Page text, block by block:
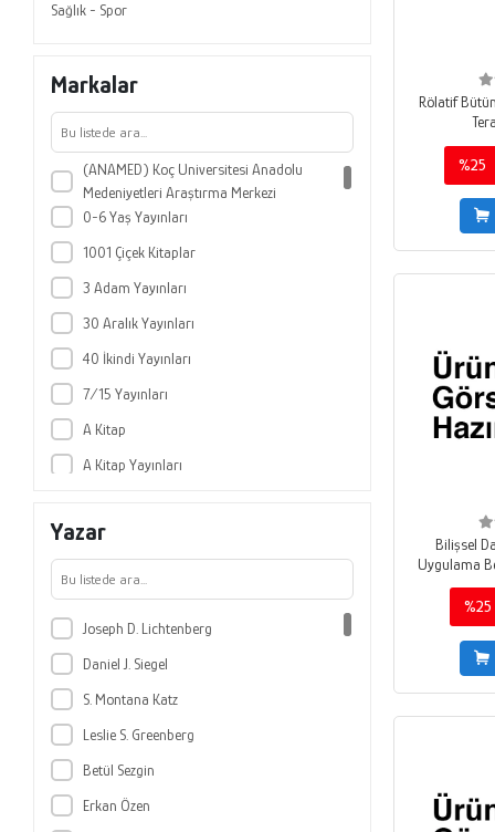
Sağlık - Spor
Markalar
(ANAMED) Koç Üniversitesi Anadolu
Medeniyetleri Araştırma Merkezi
0-6 Yaş Yayınları
1001 Çiçek Kitaplar
3 Adam Yayınları
30 Aralık Yayınları
40 İkindi Yayınları
7/15 Yayınları
A Kitap
A Kitap Yayınları
Abc Yayın Grubu
Abis Yayıncılık
Abm Yayınevi
Acayip Kitaplar
Açılım Kitap
Adana Nobel Kitabevi
Yazar
Joseph D. Lichtenberg
Daniel J. Siegel
S. Montana Katz
Leslie S. Greenberg
Betül Sezgin
Erkan Özen
Rölatif
%25
Bilişsel
Uygulama
%25